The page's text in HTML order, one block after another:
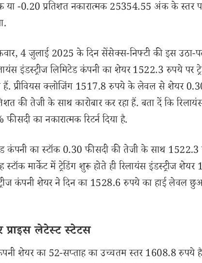
या -0.20 प्रतिशत नकारात्मक 25354.55 अंक के स्तर
4 जुलाई 2025 के दिन सेंसेक्स-निफ्टी की इस उठा-
इंडस्ट्रीज लिमिटेड कंपनी का शेयर 1522.3 रुपये पर
हैं. प्रीवियस क्लोजिंग 1517.8 रुपये के लेवल से शेयर
की तेजी के साथ कारोबार कर रहा हैं. बता दें कि
का नकारात्मक रिटर्न दिया है.
कंपनी का स्टॉक 0.30 फीसदी की तेजी के साथ
स्टॉक मार्केट में ट्रेडिंग शुरू होते ही रिलायंस इंडस्ट्रीज
कंपनी शेयर ने दिन का 1528.6 रुपये का हाई लेवल
प्राइस लेटेस्ट स्टेटस
शेयर का 52-सप्ताह का उच्चतम स्तर 1608.8 रुपये